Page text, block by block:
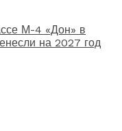
М-4 «Дон» в
на 2027 год